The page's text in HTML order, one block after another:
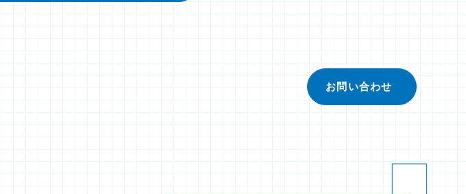
お問い合わせ